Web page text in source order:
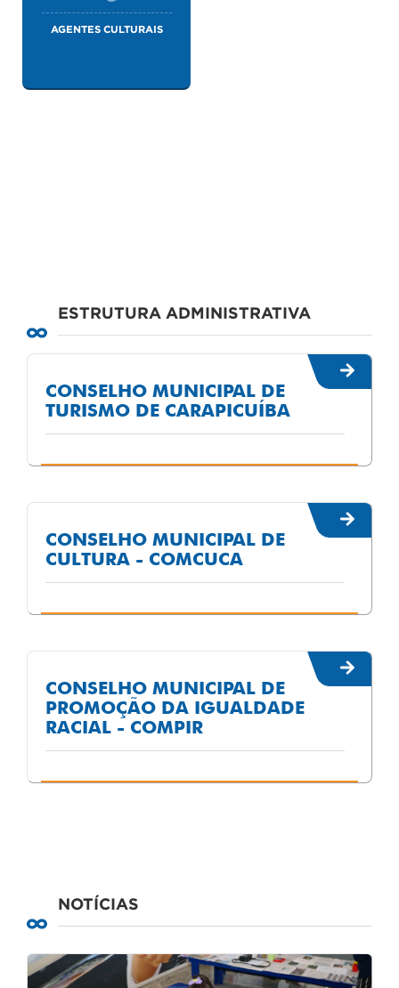
AGENTES CULTURAIS
ESTRUTURA ADMINISTRATIVA
CONSELHO MUNICIPAL DE
TURISMO DE CARAPICUÍBA
CONSELHO MUNICIPAL DE
CULTURA - COMCUCA
CONSELHO MUNICIPAL DE
PROMOÇÃO DA IGUALDADE
RACIAL - COMPIR
NOTÍCIAS